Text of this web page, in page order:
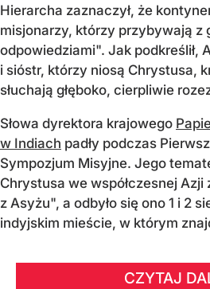
Hierarcha zaznaczył, że
misjonarzy, którzy przybywają z
odpowiedziami". Jak podkreślił,
i sióstr, którzy niosą Chrystusa,
słuchają głęboko, cierpliwie
Słowa dyrektora krajowego
w Indiach padły podczas
Sympozjum Misyjne. Jego
Chrystusa we współczesnej Azji
z Asyżu", a odbyło się ono 1 i 2
indyjskim mieście, w którym
CZYTAJ